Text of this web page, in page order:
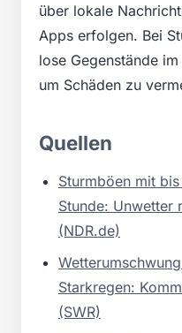
über lokale
Apps erfolgen. Bei
lose Gegenstände
um Schäden zu
Quellen
Sturmböen mit
Stunde: Unwetter
(NDR.de)
Starkregen:
(SWR)